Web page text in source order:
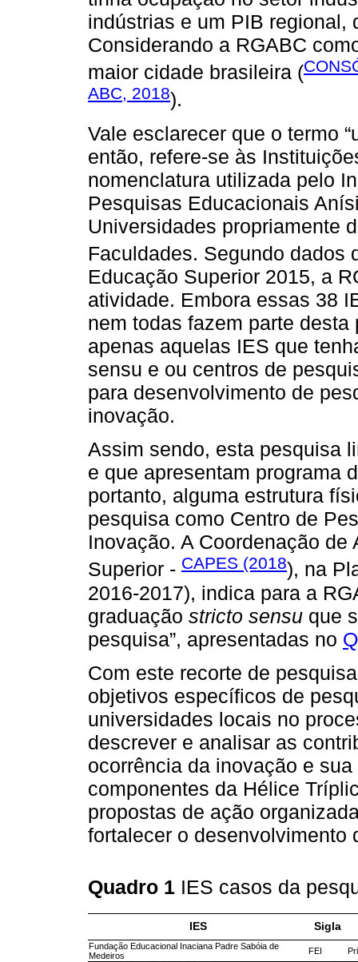
indústrias e um PIB regional,
Considerando a RGABC
maior cidade brasileira (
ABC, 2018).
Vale esclarecer que o termo
então, refere-se às
nomenclatura utilizada pelo
Pesquisas Educacionais
Universidades propriamente
Faculdades. Segundo dados
Educação Superior 2015, a
atividade. Embora essas 38
nem todas fazem parte
apenas aquelas IES que
sensu e ou centros de
para desenvolvimento de
inovação.
Assim sendo, esta pesquisa
e que apresentam programa
portanto, alguma estrutura
pesquisa como Centro de
Inovação. A Coordenação
Superior - CAPES (2018), na
2016-2017), indica para a
graduação stricto sensu que
pesquisa”, apresentadas no
Com este recorte de
objetivos específicos de
universidades locais no
descrever e analisar as
ocorrência da inovação e
componentes da Hélice
propostas de ação
fortalecer o desenvolvimento
Quadro 1 IES casos da
IES Sigla
Fundação Educacional Inaciana Padre Sabóia de
Medeiros
FEI